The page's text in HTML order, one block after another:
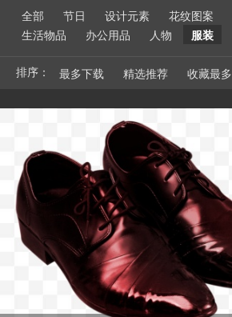
全部 节日 设计元素 花纹图案
生活物品
办公用品 人物 服装
排序： 最多下载 精选推荐 收藏最多